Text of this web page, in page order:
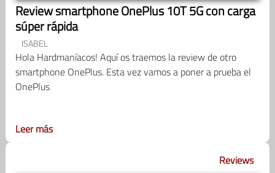
Review smartphone OnePlus 10T 5G con carga
súper rápida
ISABEL
Hola Hardmaníacos! Aquí os traemos la review de otro
smartphone OnePlus. Esta vez vamos a poner a prueba el
OnePlus
Leer más
Reviews